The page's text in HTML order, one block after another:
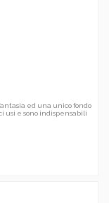
ed una unico fondo
usi e sono indispensabili